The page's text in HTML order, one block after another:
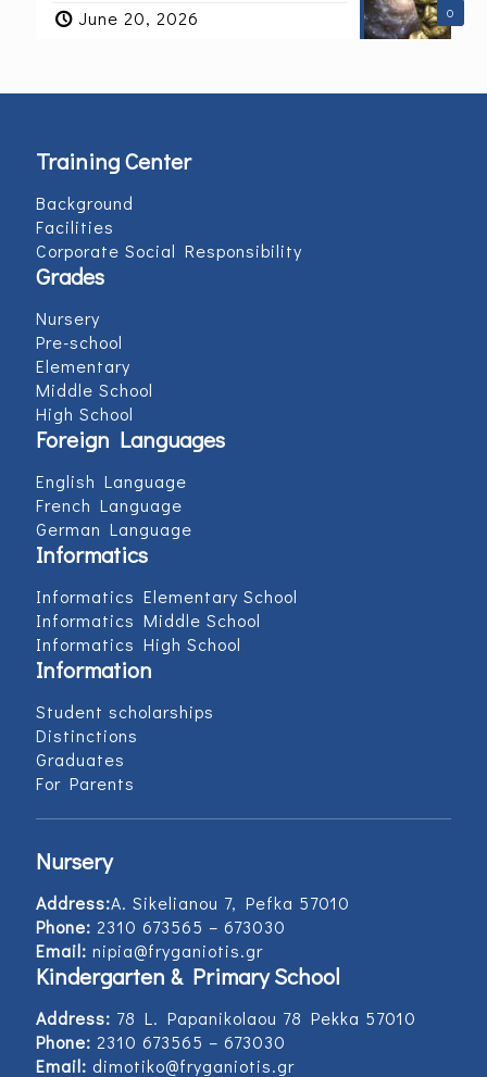
0
June 20, 2026
Training Center
Background
Facilities
Corporate Social Responsibility
Grades
Nursery
Pre-school
Elementary
Middle School
High School
Foreign Languages
English Language
French Language
German Language
Informatics
Informatics Elementary School
Informatics Middle School
Informatics High School
Information
Student scholarships
Distinctions
Graduates
For Parents
Nursery
Address:Α. Sikelianou 7, Pefka 57010
Phone: 2310 673565 – 673030
Email: nipia@fryganiotis.gr
Kindergarten & Primary School
Address: 78 L. Papanikolaou 78 Pekka 57010
Phone: 2310 673565 – 673030
Email: dimotiko@fryganiotis.gr